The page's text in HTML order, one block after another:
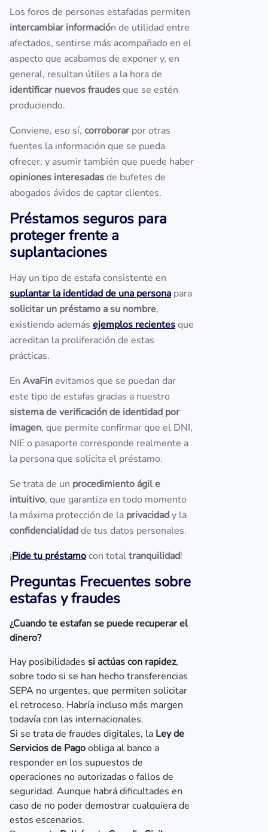
Los foros de personas estafadas permiten
intercambiar información de utilidad entre
afectados, sentirse más acompañado en el
aspecto que acabamos de exponer y, en
general, resultan útiles a la hora de
identificar nuevos fraudesque se estén
produciendo.
Conviene, eso sí, corroborarpor otras
fuentes la información que se pueda
ofrecer, y asumir también que puede haber
opiniones interesadasde bufetes de
abogados ávidos de captar clientes.
Préstamos seguros para
proteger frente a
suplantaciones
Hay un tipo de estafa consistente en
suplantar la identidad de una persona para
solicitar un préstamo a su nombre,
existiendo además ejemplos recientesque
acreditan la proliferación de estas
prácticas.
En AvaFinevitamos que se puedan dar
este tipo de estafas gracias a nuestro
sistema de verificación de identidad por
imagen, que permite confirmar que el DNI,
NIE o pasaporte corresponde realmente a
la persona que solicita el préstamo.
Se trata de un procedimiento ágil e
intuitivo, que garantiza en todo momento
la máxima protección de la privacidady la
confidencialidadde tus datos personales.
¡Pide tu préstamocon totaltranquilidad!
Preguntas Frecuentes sobre
estafas y fraudes
¿Cuando te estafan se puede recuperar el
dinero?
Hay posibilidades si actúas con rapidez,
sobre todo si se han hecho transferencias
SEPA no urgentes, que permiten solicitar
el retroceso. Habría incluso más margen
todavía con las internacionales.
Si se trata de fraudes digitales, la Ley de
Servicios de Pagoobliga al banco a
responder en los supuestos de
operaciones no autorizadas o fallos de
seguridad. Aunque habrá dificultades en
caso de no poder demostrar cualquiera de
estos escenarios.